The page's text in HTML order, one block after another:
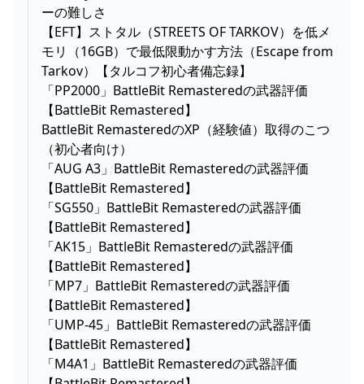
ーの難しさ
【EFT】ストタル（STREETS OF TARKOV）を低メ
モリ（16GB）で最低限動かす方法（Escape from
Tarkov）【タルコフ初心者備忘録】
「PP2000」BattleBit Remasteredの武器評価
【BattleBit Remastered】
BattleBit RemasteredのXP（経験値）取得のこつ
（初心者向け）
「AUG A3」BattleBit Remasteredの武器評価
【BattleBit Remastered】
「SG550」BattleBit Remasteredの武器評価
【BattleBit Remastered】
「AK15」BattleBit Remasteredの武器評価
【BattleBit Remastered】
「MP7」BattleBit Remasteredの武器評価
【BattleBit Remastered】
「UMP-45」BattleBit Remasteredの武器評価
【BattleBit Remastered】
「M4A1」BattleBit Remasteredの武器評価